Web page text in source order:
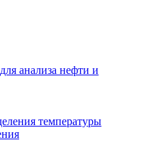
анализа нефти и
температуры